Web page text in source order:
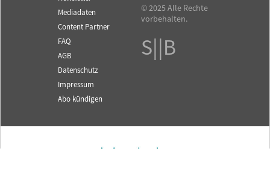
Mediadaten
Content Partner
FAQ
AGB
Datenschutz
Impressum
Abo kündigen
© 2025 Alle Rechte
vorbehalten.
S||B